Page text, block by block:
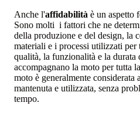
Anche l'affidabilità è un aspetto
Sono molti i fattori che ne
della produzione e del design, la
materiali e i processi utilizzati
qualità, la funzionalità e la durata
accompagnano la moto per tutta
moto è generalmente considerata
mantenuta e utilizzata, senza
tempo.